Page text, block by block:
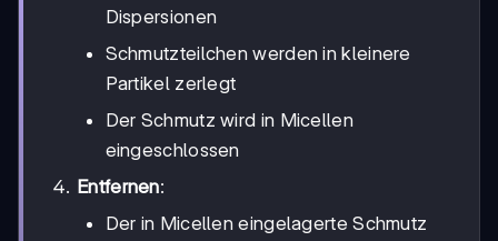
Dispersionen
Schmutzteilchen werden in kleinere
Partikel zerlegt
Der Schmutz wird in Micellen
eingeschlossen
Entfernen:
Der in Micellen eingelagerte Schmutz